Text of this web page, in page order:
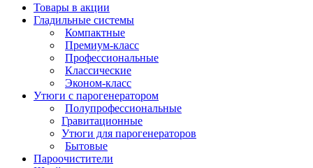
Товары в акции
Гладильные системы
Компактные
Премиум-класс
Профессиональные
Классические
Эконом-класс
Утюги с парогенератором
Полупрофессиональные
Гравитационные
Утюги для парогенераторов
Бытовые
Пароочистители